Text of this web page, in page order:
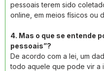
pessoais terem sido
online, em meios físicos ou
4. Mas o que se entende
pessoais”?
De acordo com a lei, um
todo aquele que pode vir a